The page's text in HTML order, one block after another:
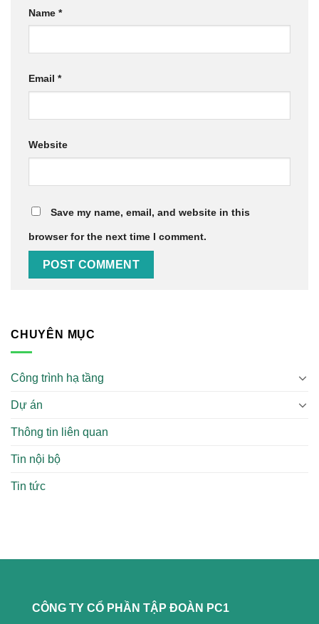
Name *
Email *
Website
Save my name, email, and website in this
browser for the next time I comment.
CHUYÊN MỤC
Công trình hạ tầng
Dự án
Thông tin liên quan
Tin nội bộ
Tin tức
CÔNG TY CỔ PHẦN TẬP ĐOÀN PC1